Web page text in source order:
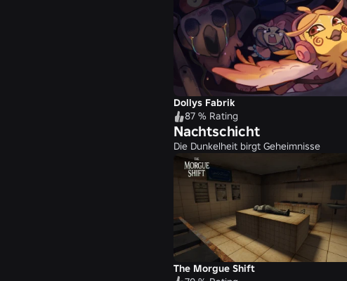
Dollys Fabrik
87 % Rating
Nachtschicht
Die Dunkelheit birgt Geheimnisse
The Morgue Shift